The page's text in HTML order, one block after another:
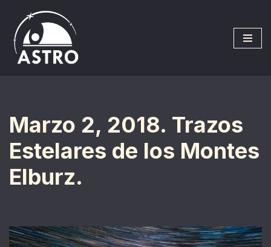
Saltar
al
contenido
Marzo 2, 2018. Trazos
Estelares de los Montes
Elburz.